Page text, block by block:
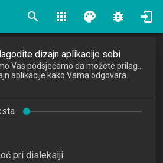
search apps palette bug_report
znanjem
Management
2016/2017
dizajn aplikacije sebi
aplikacije kako Vama odgovara.
pri disleksiji